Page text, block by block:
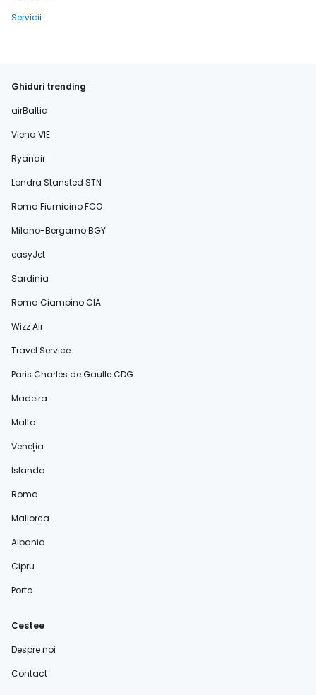
Servicii
Ghiduri trending
airBaltic
Viena VIE
Ryanair
Londra Stansted STN
Roma Fiumicino FCO
Milano-Bergamo BGY
easyJet
Sardinia
Roma Ciampino CIA
Wizz Air
Travel Service
Paris Charles de Gaulle CDG
Madeira
Malta
Veneția
Islanda
Roma
Mallorca
Albania
Cipru
Porto
Cestee
Despre noi
Contact